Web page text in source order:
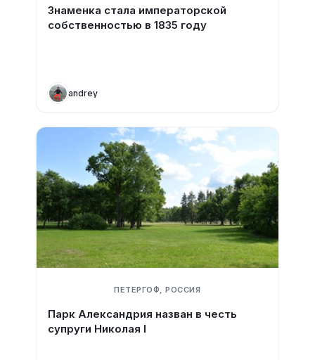
Знаменка стала императорской
собственностью в 1835 году
andrey
ПЕТЕРГОФ, РОССИЯ
Парк Александрия назван в честь
супруги Николая I